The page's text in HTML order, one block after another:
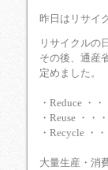
昨日はリサ
リサイクル
その後、通産
定めまし
・Reduce ・
・Reuse ・
・Recycle
大量生産・消